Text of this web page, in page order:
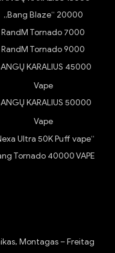
„Bang Blaze“ 20000
RandM Tornado 7000
RandM Tornado 9000
KARALIUS 45000
Vape
KARALIUS 50000
Vape
Ultra 50K Puff vape“
Tornado 40000 VAPE
Montagas – Freitag